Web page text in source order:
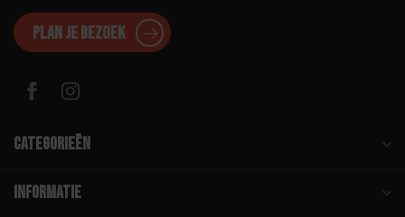
Plan je bezoek
Categorieën
Informatie